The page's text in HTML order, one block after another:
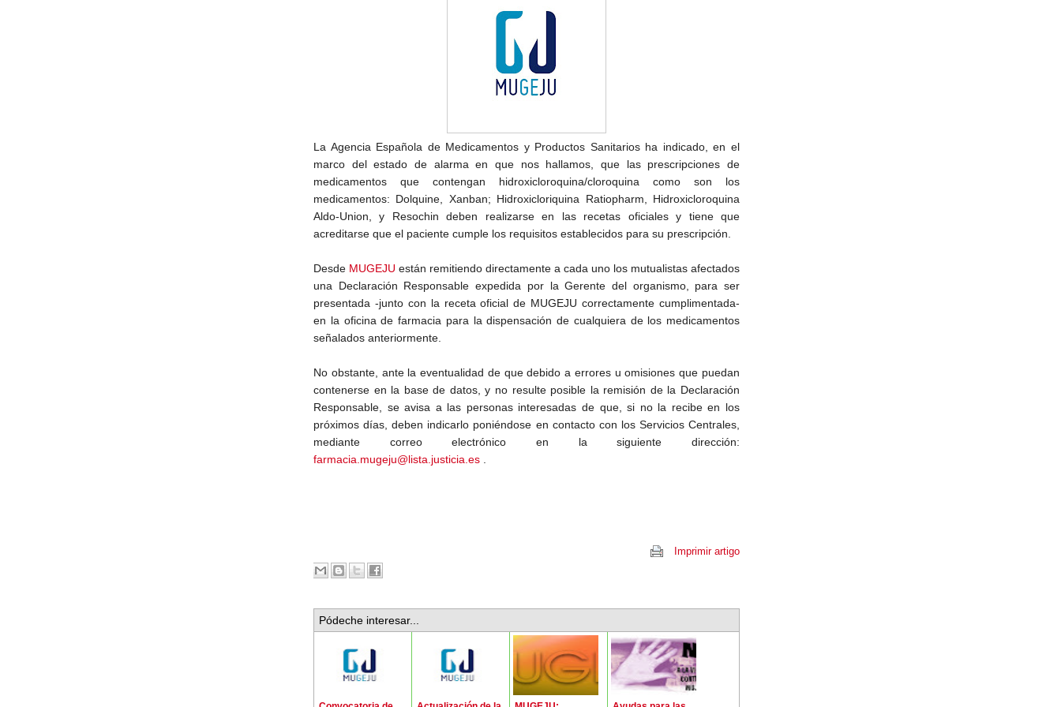
La Agencia Española de Medicamentos y Productos Sanitarios ha indicado, en el
marco del estado de alarma en que nos hallamos, que las prescripciones de
medicamentos que contengan hidroxicloroquina/cloroquina como son los
medicamentos: Dolquine, Xanban; Hidroxicloriquina Ratiopharm, Hidroxicloroquina
Aldo-Union, y Resochin deben realizarse en las recetas oficiales y tiene que
acreditarse que el paciente cumple los requisitos establecidos para su prescripción.
Desde MUGEJU están remitiendo directamente a cada uno los mutualistas afectados
una Declaración Responsable expedida por la Gerente del organismo, para ser
presentada -junto con la receta oficial de MUGEJU correctamente cumplimentada-
en la oficina de farmacia para la dispensación de cualquiera de los medicamentos
señalados anteriormente.
No obstante, ante la eventualidad de que debido a errores u omisiones que puedan
contenerse en la base de datos, y no resulte posible la remisión de la Declaración
Responsable, se avisa a las personas interesadas de que, si no la recibe en los
próximos días, deben indicarlo poniéndose en contacto con los Servicios Centrales,
mediante correo electrónico en la siguiente dirección:
farmacia.mugeju@lista.justicia.es
Imprimir artigo
Pódeche interesar...